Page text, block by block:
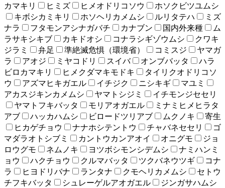
カマキリ
ヒミズ ヒメオドリコソウ
ホソクビツユムシ
キボシカミキリ
ホソヘリカメムシ ルリタテハ
ミズ
ナラ
フタモンアシナガバチ カナブン 国内外来種
ム
ラサキシキブ
カキドオシ コナラシギゾウムシ
クワキ
ジラミ
弁足 準絶滅危惧（環境省） コミスジ
ヤマガ
ラ
アオジ ミヤコドリ スイバ オンブバッタ
ハラ
ビロカマキリ
ヒメクダマキモドキ
タイリクオドリコソ
ウ
アズマヒキガエル イチジク ニシキギ
マユミ
アカスジキンカメムシ
ヤマトシジミ
イチモンジセセリ
ヤマトフキバッタ
モリアオガエル
ミナミヒメヒラタ
アブ
ハッカハムシ ビロードツリアブ ムクノキ
寄生
ヒカゲチョウ
ナナホシテントウ チャバネセセリ
ゴ
マダラオトシブミ
カントウカンアオイ オニグモ
ジョ
ロウグモ
ネムノキ ヨツボシモンシデムシ
ナミハンミ
ョウ
ハクチョウ クルマバッタ ツクバネウツギ
コナ
ラ
ヒヨドリバナ ランタナ クモヘリカメムシ
セトウ
チフキバッタ
シュレーゲルアオガエル
ジンガサハムシ